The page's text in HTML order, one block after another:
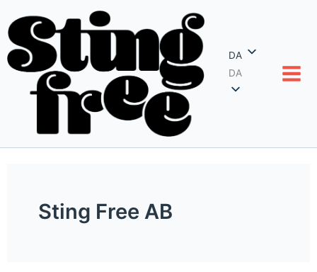
indhold
DA
DA
Sting Free AB